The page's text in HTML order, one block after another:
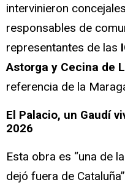
intervinieron
responsables de
representantes de las
Astorga y Cecina de
referencia de la
El Palacio, un Gaudí
2026
Esta obra es “una de
dejó fuera de